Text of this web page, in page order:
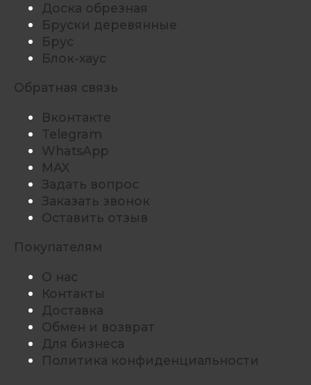
Доска обрезная
Бруски деревянные
Брус
Блок-хаус
Обратная связь
Вконтакте
Telegram
WhatsApp
MAX
Задать вопрос
Заказать звонок
Оставить отзыв
Покупателям
О нас
Контакты
Доставка
Обмен и возврат
Для бизнеса
Политика конфиденциальности